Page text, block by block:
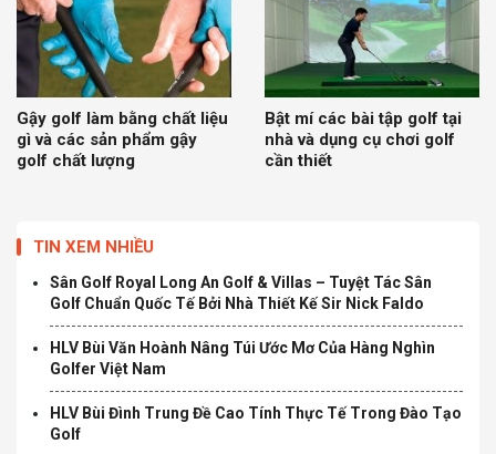
Gậy golf làm bằng chất liệu
gì và các sản phẩm gậy
golf chất lượng
Bật mí các bài tập golf tại
nhà và dụng cụ chơi golf
cần thiết
TIN XEM NHIỀU
Sân Golf Royal Long An Golf & Villas – Tuyệt Tác Sân
Golf Chuẩn Quốc Tế Bởi Nhà Thiết Kế Sir Nick Faldo
HLV Bùi Văn Hoành Nâng Túi Ước Mơ Của Hàng Nghìn
Golfer Việt Nam
HLV Bùi Đình Trung Đề Cao Tính Thực Tế Trong Đào Tạo
Golf